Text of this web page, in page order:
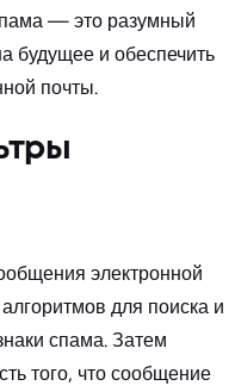
— это разумный
будущее и обеспечить
почты.
электронной
для поиска и
спама. Затем
того, что сообщение